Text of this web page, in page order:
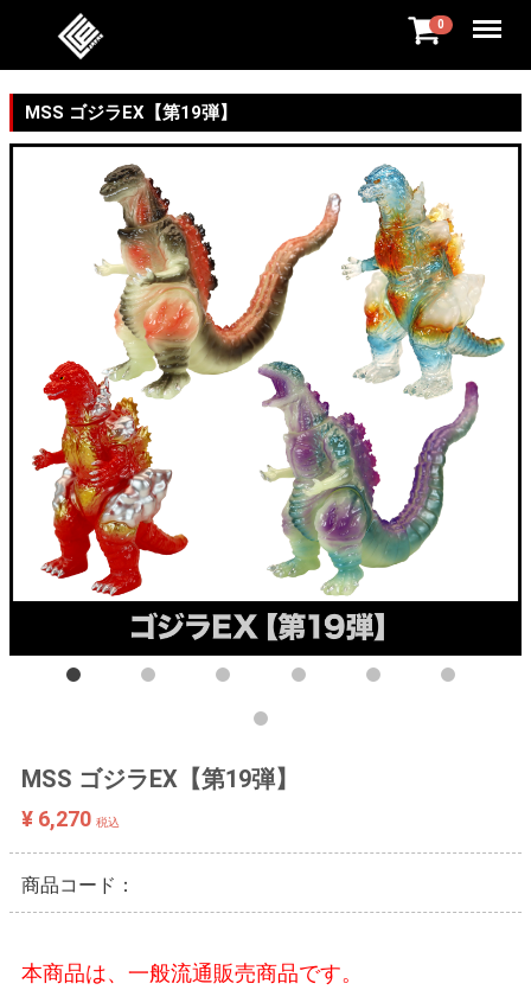
0 Menu
MSS ゴジラEX【第19弾】
MSS ゴジラEX【第19弾】
¥ 6,270 税込
商品コード：
本商品は、一般流通販売商品です。